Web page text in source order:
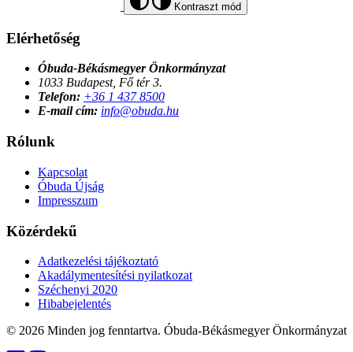
Kontraszt mód
Elérhetőség
Óbuda-Békásmegyer Önkormányzat
1033 Budapest, Fő tér 3.
Telefon: +36 1 437 8500
E-mail cím: info@obuda.hu
Rólunk
Kapcsolat
Óbuda Újság
Impresszum
Közérdekű
Adatkezelési tájékoztató
Akadálymentesítési nyilatkozat
Széchenyi 2020
Hibabejelentés
© 2026 Minden jog fenntartva. Óbuda-Békásmegyer Önkormányzat